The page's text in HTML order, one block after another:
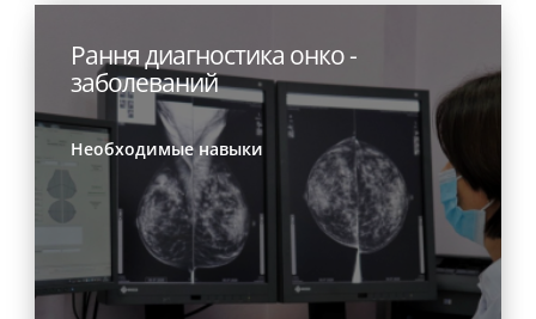
Рання диагностика онко -
заболеваний
Необходимые навыки